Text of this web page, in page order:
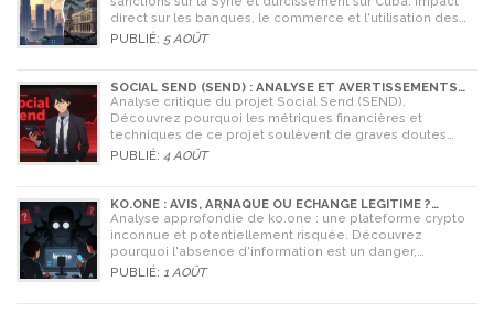
direct sur les banques, le commerce et l'utilisation des
cryptomonnaies comme Bitcoin.
PUBLIÉ: 5 AOÛT
SOCIAL SEND (SEND) : ANALYSE ET AVERTISSEMENTS
CRITIQUES POUR 2026
Analyse critique du projet Social Send (SEND).
Découvrez pourquoi les métriques financières et
techniques de ce projet soulèvent de graves doutes
quant à sa légitimité en 2026.
PUBLIÉ: 4 AOÛT
KO.ONE : AVIS, ARNAQUE OU ÉCHANGE LÉGITIME ?
ANALYSE COMPLÈTE
Analyse approfondie de ko.one : une plateforme crypto
inconnue et potentiellement risquée. Découvrez
pourquoi l'absence d'information est un danger,
comparez avec Coinone et apprenez à vérifier la sécurité
PUBLIÉ: 1 AOÛT